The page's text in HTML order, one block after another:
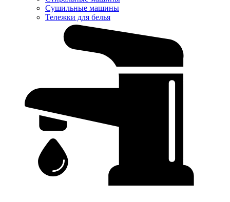
Сушильные машины
Тележки для белья